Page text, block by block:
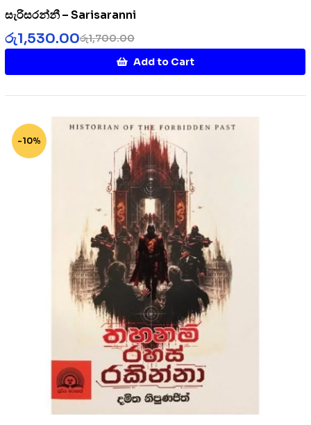
සැරිසරන්නී – Sarisaranni
රු1,700.00
රු1,530.00
Add to Cart
-10%